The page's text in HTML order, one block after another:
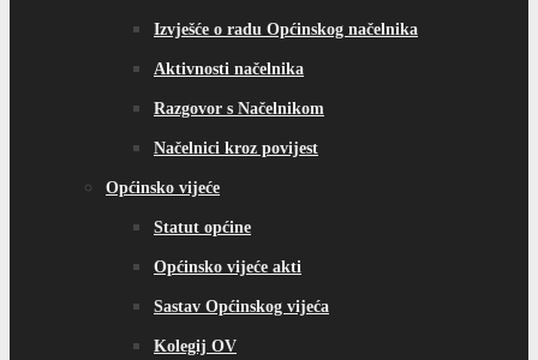
Izvješće o radu Općinskog načelnika
Aktivnosti načelnika
Razgovor s Načelnikom
Načelnici kroz povijest
Općinsko vijeće
Statut općine
Općinsko vijeće akti
Sastav Općinskog vijeća
Kolegij OV